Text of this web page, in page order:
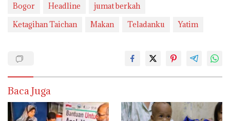
Bogor Headline
jumat berkah
Ketagihan Taichan
Makan Teladanku Yatim
Baca Juga